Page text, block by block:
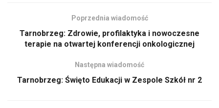
Poprzednia wiadomość
Tarnobrzeg: Zdrowie, profilaktyka i nowoczesne
terapie na otwartej konferencji onkologicznej
Następna wiadomość
Tarnobrzeg: Święto Edukacji w Zespole Szkół nr 2